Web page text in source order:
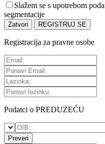
Slažem se s upotrebom
segmentacije
Zatvori REGISTRUJ SE
Registracija za pravne osobe
Podatci o PREDUZEĆU
Preveri